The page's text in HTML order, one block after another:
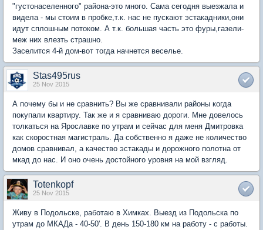
"густонаселенного" района-это много. Сама сегодня выезжала и
видела - мы стоим в пробке,т.к. нас не пускают эстакадники,они
идут сплошным потоком. А т.к. большая часть это фуры,газели-
меж них влезть страшно.
Заселится 4-й дом-вот тогда начнется веселье.
Stas495rus
25 Nov 2015
А почему бы и не сравнить? Вы же сравнивали районы когда
покупали квартиру. Так же и я сравниваю дороги. Мне довелось
толкаться на Ярославке по утрам и сейчас для меня Дмитровка
как скоростная магистраль. Да собственно я даже не количество
домов сравнивал, а качество эстакады и дорожного полотна от
мкад до нас. И оно очень достойного уровня на мой взгляд.
Totenkopf
25 Nov 2015
Живу в Подольске, работаю в Химках. Выезд из Подольска по
утрам до МКАДа - 40-50'. В день 150-180 км на работу - с работы.